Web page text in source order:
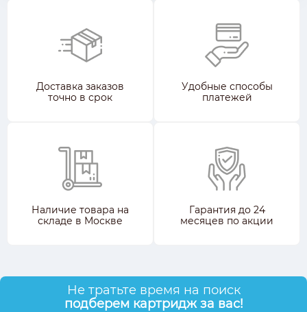
Доставка заказов
точно в срок
Удобные способы
платежей
Наличие товара на
складе в Москве
Гарантия до 24
месяцев по акции
Не тратьте время на поиск
подберем картридж за вас!